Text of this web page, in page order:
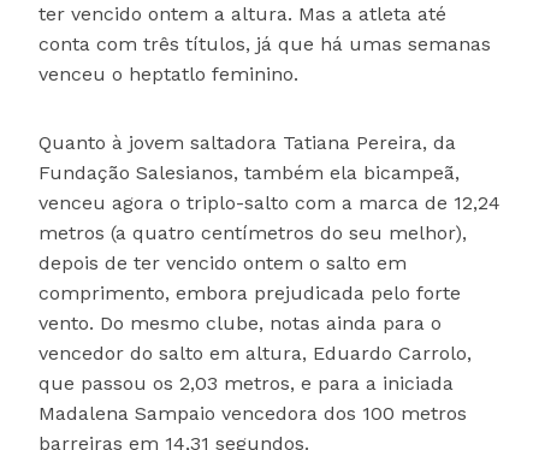
ter vencido ontem a altura. Mas a atleta até
conta com três títulos, já que há umas semanas
venceu o heptatlo feminino.
Quanto à jovem saltadora Tatiana Pereira, da
Fundação Salesianos, também ela bicampeã,
venceu agora o triplo-salto com a marca de 12,24
metros (a quatro centímetros do seu melhor),
depois de ter vencido ontem o salto em
comprimento, embora prejudicada pelo forte
vento. Do mesmo clube, notas ainda para o
vencedor do salto em altura, Eduardo Carrolo,
que passou os 2,03 metros, e para a iniciada
Madalena Sampaio vencedora dos 100 metros
barreiras em 14,31 segundos.